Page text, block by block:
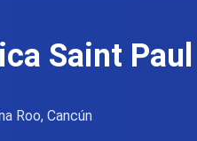
Saint Paul
Roo, Cancún